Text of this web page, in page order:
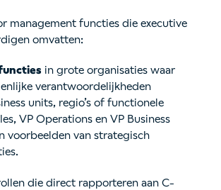
management functies die executive
omvatten:
in grote organisaties waar
verantwoordelijkheden
units, regio’s of functionele
VP Operations en VP Business
voorbeelden van strategisch
die direct rapporteren aan C-